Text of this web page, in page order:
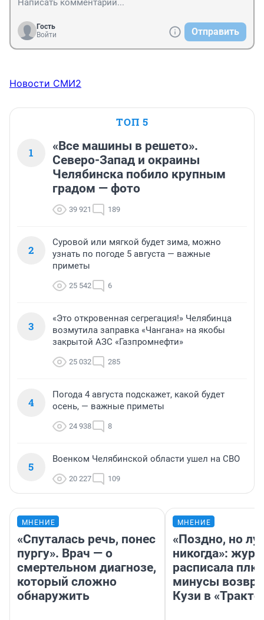
Гость
Войти
Отправить
Новости СМИ2
ТОП 5
1
«Все машины в решето».
Северо-Запад и окраины
Челябинска побило крупным
градом — фото
39 921 189
2
Суровой или мягкой будет зима, можно
узнать по погоде 5 августа — важные
приметы
25 542 6
3
«Это откровенная сегрегация!» Челябинца
возмутила заправка «Чангана» на якобы
закрытой АЗС «Газпромнефти»
25 032 285
4
Погода 4 августа подскажет, какой будет
осень, — важные приметы
24 938 8
5
Военком Челябинской области ушел на СВО
20 227 109
МНЕНИЕ
«Спуталась речь, понес
пургу». Врач — о
смертельном диагнозе,
который сложно
обнаружить
МНЕНИЕ
«Поздно, но
никогда»:
расписала
минусы
Кузи в